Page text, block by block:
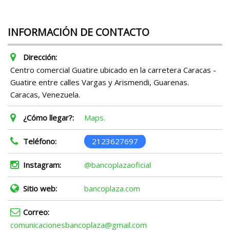
INFORMACIÓN DE CONTACTO
Dirección:
Centro comercial Guatire ubicado en la carretera Caracas -
Guatire entre calles Vargas y Arismendi, Guarenas.
Caracas, Venezuela.
¿Cómo llegar?: Maps.
Teléfono: 2123627697
Instagram: @bancoplazaoficial
Sitio web: bancoplaza.com
Correo:
comunicacionesbancoplaza@gmail.com